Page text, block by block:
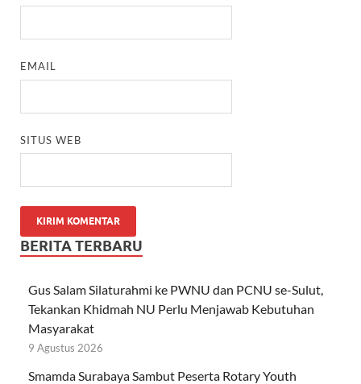
EMAIL
SITUS WEB
BERITA TERBARU
Gus Salam Silaturahmi ke PWNU dan PCNU se-Sulut,
Tekankan Khidmah NU Perlu Menjawab Kebutuhan
Masyarakat
9 Agustus 2026
Smamda Surabaya Sambut Peserta Rotary Youth